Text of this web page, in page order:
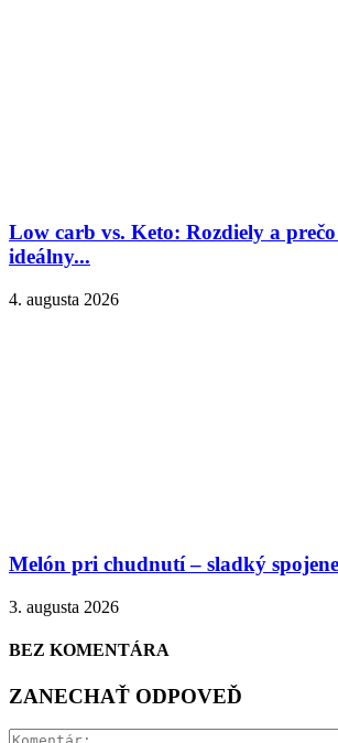
Low carb vs. Keto: Rozdiely a
ideálny...
4. augusta 2026
Melón pri chudnutí – sladký
3. augusta 2026
BEZ KOMENTÁRA
ZANECHAŤ ODPOVEĎ